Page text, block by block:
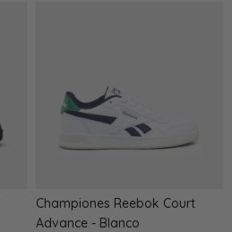
Championes Reebok Court
Advance - Blanco